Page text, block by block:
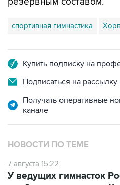
спортивная гимнастика
Купить подписку на
Подписаться на
Получать оперативные
канале
НОВОСТИ ПО ТЕМЕ
7 августа 15:22
У ведущих гимнасток